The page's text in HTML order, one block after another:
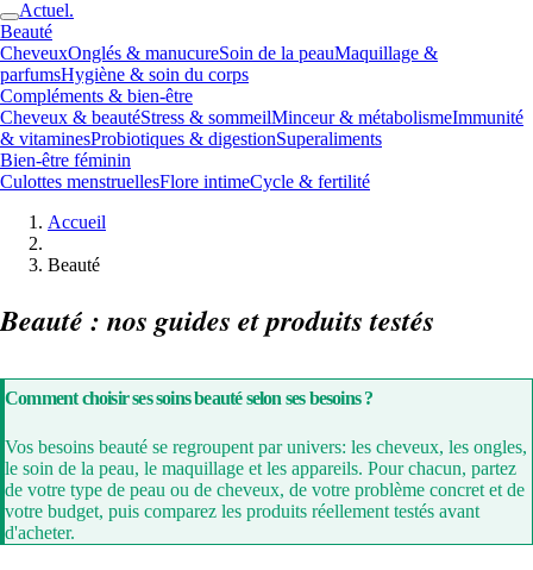
Actuel.
Beauté
CheveuxOnglés & manucureSoin de la peauMaquillage &
parfumsHygiène & soin du corps
Compléments & bien-être
Cheveux & beautéStress & sommeilMinceur & métabolismeImmunité
& vitaminesProbiotiques & digestionSuperaliments
Bien-être féminin
Culottes menstruellesFlore intimeCycle & fertilité
Accueil
Beauté
Beauté : nos guides et produits testés
Comment choisir ses soins beauté selon ses besoins ?
Vos besoins beauté se regroupent par univers: les cheveux, les ongles,
le soin de la peau, le maquillage et les appareils. Pour chacun, partez
de votre type de peau ou de cheveux, de votre problème concret et de
votre budget, puis comparez les produits réellement testés avant
d'acheter.